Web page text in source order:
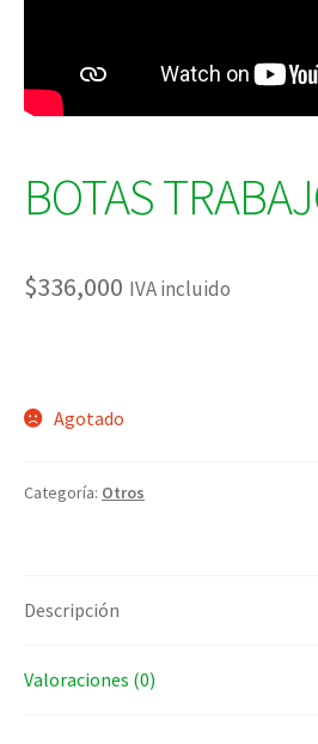
BOTAS
$336,000 IVA incluido
Agotado
Categoría: Otros
Descripción
Valoraciones (0)